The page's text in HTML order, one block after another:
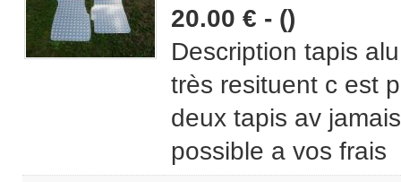
20.00 € - ()
Description tapis
très resituent c est
deux tapis av
possible a vos frais